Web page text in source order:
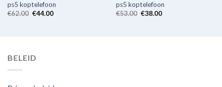
ps5 koptelefoon
€62.00 €44.00
ps5 koptelefoon
€53.00 €38.00
BELEID